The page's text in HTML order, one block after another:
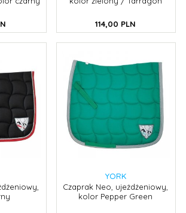
114,00 PLN
YORK
Czaprak Neo, ujeżdżeniowy,
kolor Pepper Green